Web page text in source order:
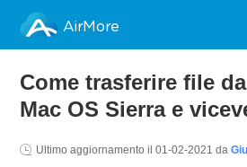
AirMore
Come trasferire file
Mac OS Sierra e
Ultimo aggiornamento il01-02-2021 da